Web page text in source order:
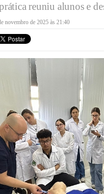
reuniu alunos e
novembro de 2025 às 21:40